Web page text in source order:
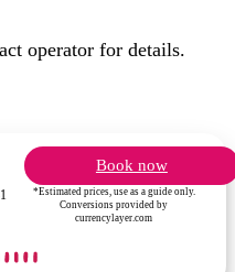
operator for details.
Book now
*Estimated prices, use as a guide only.
Conversions provided by
currencylayer.com